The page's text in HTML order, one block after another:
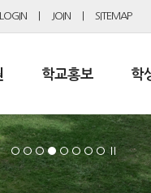
LOGIN JOIN SITEMAP
회
학교홍보
보도자료
협력기관현황
포토갤러리
학
초등
중등